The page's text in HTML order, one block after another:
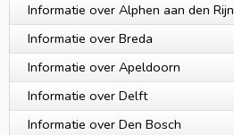
Informatie over Alphen aan den Rijn
Informatie over Breda
Informatie over Apeldoorn
Informatie over Delft
Informatie over Den Bosch